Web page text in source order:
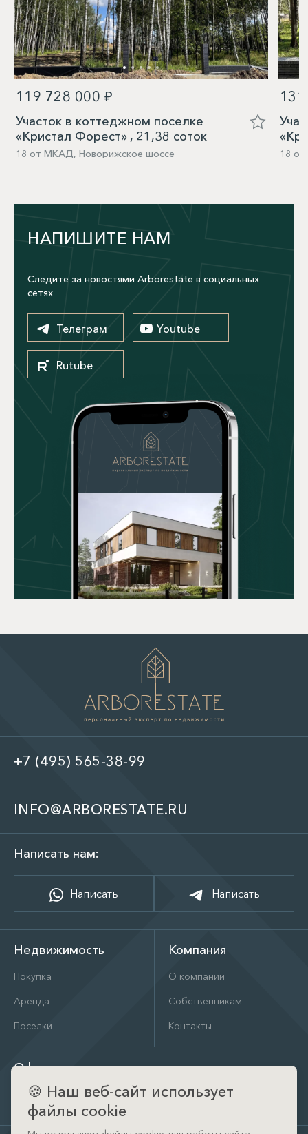
119 728 000 ₽
Участок в коттеджном поселке
«Кристал Форест» , 21,38 соток
18 от МКАД, Новорижское шоссе 18
НАПИШИТЕ НАМ
Следите за новостями Arborestate в социальных
сетях
Телеграм Youtube
Rutube
+7 (495) 565-38-99
INFO@ARBORESTATE.RU
Написать нам:
Написать Написать
Недвижимость
Покупка
Аренда
Поселки
Компания
О компании
Собственникам
Контакты
Офис
д. Тимошкино, ул. Архитектора Райта, д. 1 (КП Кристал
Истра)
🍪 Наш веб-сайт использует
файлы cookie